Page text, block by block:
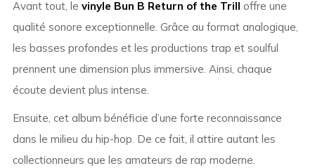
Avant tout, le vinyle Bun B Return of the Trill offre une
qualité sonore exceptionnelle. Grâce au format analogique,
les basses profondes et les productions trap et soulful
prennent une dimension plus immersive. Ainsi, chaque
écoute devient plus intense.
Ensuite, cet album bénéficie d’une forte reconnaissance
dans le milieu du hip-hop. De ce fait, il attire autant les
collectionneurs que les amateurs de rap moderne.